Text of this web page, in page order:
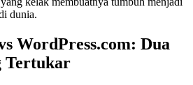
dunia.
WordPress.com: Dua
Tertukar